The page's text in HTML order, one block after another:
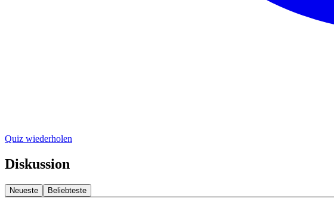
Quiz wiederholen
Diskussion
Neueste Beliebteste